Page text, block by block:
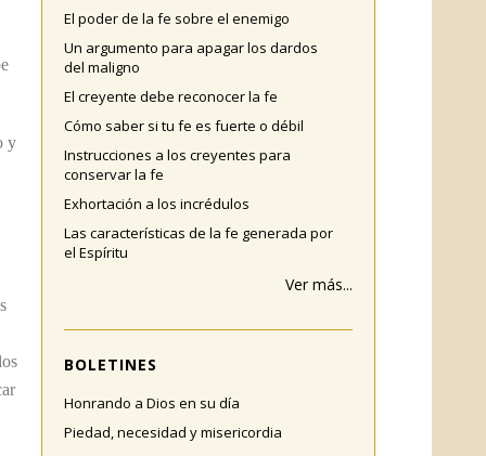
y
El poder de la fe sobre el enemigo
Un argumento para apagar los dardos
del maligno
El creyente debe reconocer la fe
Cómo saber si tu fe es fuerte o débil
Instrucciones a los creyentes para
conservar la fe
Exhortación a los incrédulos
Las características de la fe generada por
el Espíritu
Ver más...
BOLETINES
Honrando a Dios en su día
Piedad, necesidad y misericordia